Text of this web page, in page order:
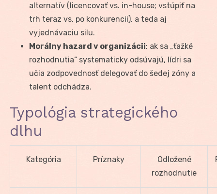
alternatív (licencovať vs. in-house; vstúpiť na
trh teraz vs. po konkurencii), a teda aj
vyjednávaciu silu.
Morálny hazard v organizácii: ak sa „ťažké
rozhodnutia“ systematicky odsúvajú, lídri sa
učia zodpovednosť delegovať do šedej zóny a
talent odchádza.
Typológia strategického
dlhu
Kategória Príznaky
Odložené
rozhodnutie